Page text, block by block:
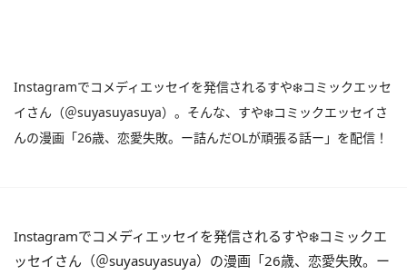
Instagramでコメディエッセイを発信されるすや❄️コミックエッセ
イさん（＠suyasuyasuya）。そんな、すや❄️コミックエッセイさ
んの漫画「26歳、恋愛失敗。ー詰んだOLが頑張る話ー」を配信！
Instagramでコメディエッセイを発信されるすや❄️コミックエ
ッセイさん（＠suyasuyasuya）の漫画「26歳、恋愛失敗。ー